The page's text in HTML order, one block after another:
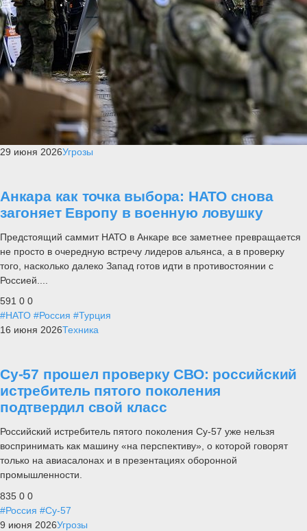
29 июня 2026Угрозы
Анкара как точка выбора: НАТО снова
загоняет Европу в военную ловушку
Предстоящий саммит НАТО в Анкаре все заметнее превращается
не просто в очередную встречу лидеров альянса, а в проверку
того, насколько далеко Запад готов идти в противостоянии с
Россией....
591 0 0
#НАТО #Россия #Турция
16 июня 2026Техника
Су-57 прошел проверку СВО: российский
истребитель пятого поколения
подтвердил свой класс
Российский истребитель пятого поколения Су-57 уже нельзя
воспринимать как машину «на перспективу», о которой говорят
только на авиасалонах и в презентациях оборонной
промышленности.
835 0 0
#Россия #Су-57
9 июня 2026Угрозы